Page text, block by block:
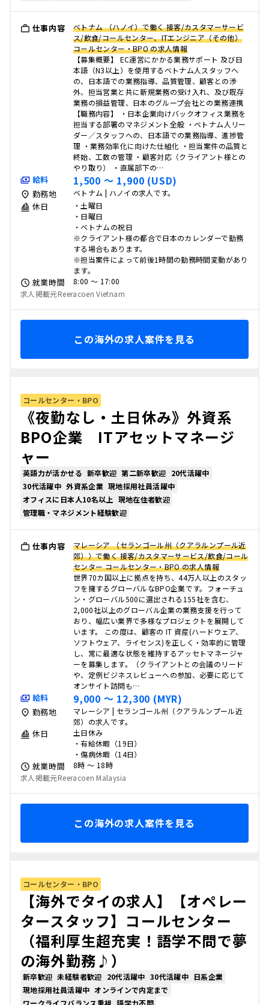
仕事内容
ベトナム （ハノイ）で働く 接客/カスタマーサービ
ス/飲食/コールセンター、ITエンジニア（その他）
コールセンター・BPO の求人情報
【募集概要】 EC運営にかかる業務サポート 及び日
本語（N3以上）を使用するベトナム人スタッフへ
の、日本語での業務指導、品質管理、顧客との渉
外、担当営業と共に新規業務の受け入れ、及び既存
業務の損益管理、日本のグループ会社との業務連携
【職務内容】 ・日本企業向けバックオフィス業務を
担当する部署のマネジメント全般 ・ベトナム人リー
ダー／スタッフへの、日本語での業務指導、進捗管
理 ・業務効率化に向けた仕組化 ・担当案件の品質と
終始、工数の管理 ・顧客対応（クライアント様との
やり取り） ・直属部下の…
給料 1,500 〜 1,900 (USD)
勤務地 ベトナム | ハノイの求人です。
休日
・土曜日
・日曜日
・ベトナムの祝日
※クライアント様の都合で日本のカレンダーで勤務
する場合もあります。
※担当案件によって前後1時間の勤務時間変動があり
ます。
就業時間
8:00 〜 17:00
求人掲載元Reeracoen Vietnam
この海外の求人案件を見る
コールセンター・BPO
《夜勤なし・土日休み》外資系
BPO企業 ITアセットマネージ
ャー
英語力が活かせる 新卒歓迎 第二新卒歓迎 20代活躍中
30代活躍中 外資系企業 現地採用社員活躍中
オフィスに日本人10名以上 現地在住者歓迎
管理職・マネジメント経験歓迎
仕事内容
マレーシア （セランゴール州（クアラルンプール近
郊））で働く 接客/カスタマーサービス/飲食/コール
センター コールセンター・BPO の求人情報
世界70カ国以上に拠点を持ち、44万人以上のスタッ
フを擁するグローバルなBPO企業です。フォーチュ
ン・グローバル500に選出される155社を含む、
2,000社以上のグローバル企業の業務支援を行って
おり、幅広い業界で多様なプロジェクトを展開して
います。 この度は、顧客の IT 資産(ハードウェア、
ソフトウェア、ライセンス)を正しく・効率的に管理
し、常に最適な状態を維持するアッセトマネージャ
ーを募集します。（クライアントとの会議のリード
や、定例ビジネスレビューへの参加、必要に応じて
オンサイト訪問も…
給料 9,000 〜 12,300 (MYR)
勤務地
マレーシア | セランゴール州（クアラルンプール近
郊）の求人です。
休日
土日休み
・有給休暇（19日）
・傷病休暇（14日）
就業時間
8時 〜 18時
求人掲載元Reeracoen Malaysia
この海外の求人案件を見る
コールセンター・BPO
【海外でタイの求人】【オペレー
タースタッフ】コールセンター
（福利厚生超充実！語学不問で夢
の海外勤務♪）
新卒歓迎 未経験者歓迎 20代活躍中 30代活躍中 日系企業
現地採用社員活躍中 オンラインで内定まで
ワークライフバランス重視 語学力不問